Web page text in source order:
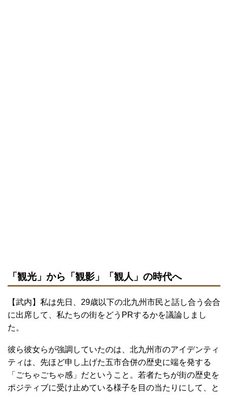
「観光」から「観影」「観人」の時代へ
【武内】私は先日、29歳以下の北九州市民と話し合う会合
に出席して、私たちの街をどうPRするかを議論しまし
た。
彼ら彼女らが強調していたのは、北九州市のアイデンティ
ティは、先ほど申し上げた五市合併の歴史に端を発する
「ごちゃごちゃ感」だということ。若者たちが街の歴史を
ポジティブに受け止めている様子を目の当たりにして、と